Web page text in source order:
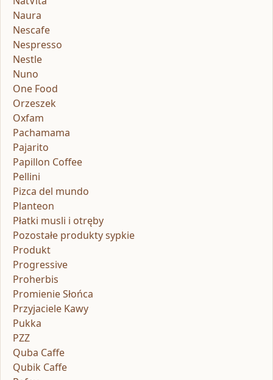
Naura
Nescafe
Nespresso
Nestle
Nuno
One Food
Orzeszek
Oxfam
Pachamama
Pajarito
Papillon Coffee
Pellini
Pizca del mundo
Planteon
Płatki musli i otręby
Pozostałe produkty sypkie
Produkt
Progressive
Proherbis
Promienie Słońca
Przyjaciele Kawy
Pukka
PZZ
Quba Caffe
Qubik Caffe